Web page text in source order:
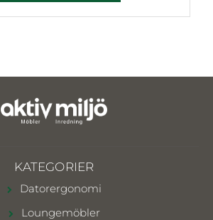
KATEGORIER
Datorergonomi
Loungemöbler